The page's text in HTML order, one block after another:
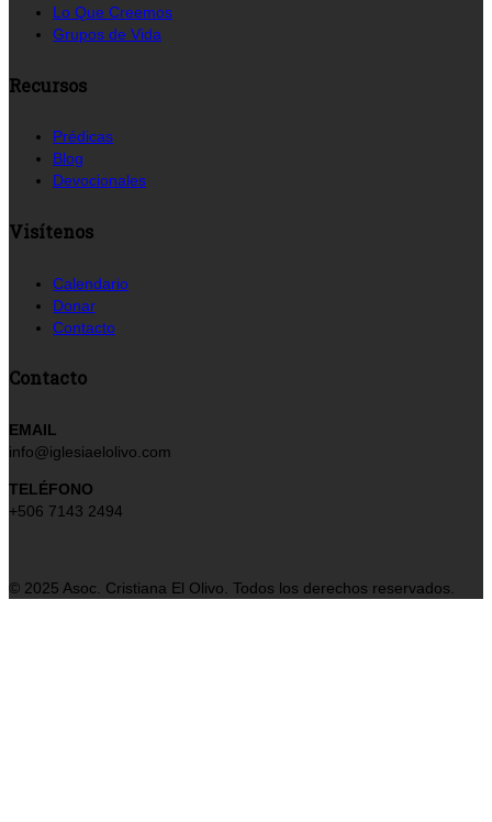
Lo Que Creemos
Grupos de Vida
Recursos
Prédicas
Blog
Devocionales
Visítenos
Calendario
Donar
Contacto
Contacto
EMAIL
info@iglesiaelolivo.com
TELÉFONO
+506 7143 2494
© 2025 Asoc. Cristiana El Olivo. Todos los derechos reservados.